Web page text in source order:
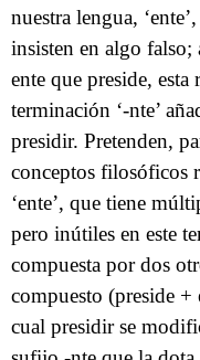
nuestra lengua,
insisten en algo falso;
ente que preside,
terminación ‘-nte’
presidir. Pretenden,
conceptos filosóficos
‘ente’, que tiene
pero inútiles en este
compuesta por dos
compuesto (preside +
cual presidir se